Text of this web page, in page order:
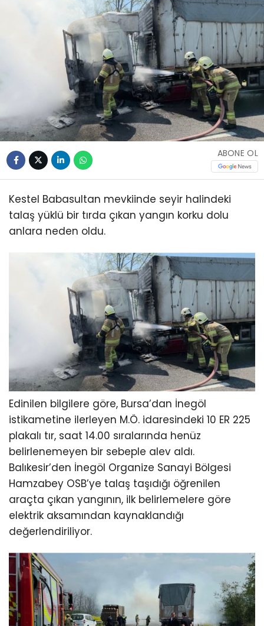
ABONE OL
Kestel Babasultan mevkiinde seyir halindeki
talaş yüklü bir tırda çıkan yangın korku dolu
anlara neden oldu.
Edinilen bilgilere göre, Bursa’dan İnegöl
istikametine ilerleyen M.Ö. idaresindeki 10 ER 225
plakalı tır, saat 14.00 sıralarında henüz
belirlenemeyen bir sebeple alev aldı.
Balıkesir’den İnegöl Organize Sanayi Bölgesi
Hamzabey OSB’ye talaş taşıdığı öğrenilen
araçta çıkan yangının, ilk belirlemelere göre
elektrik aksamından kaynaklandığı
değerlendiriliyor.